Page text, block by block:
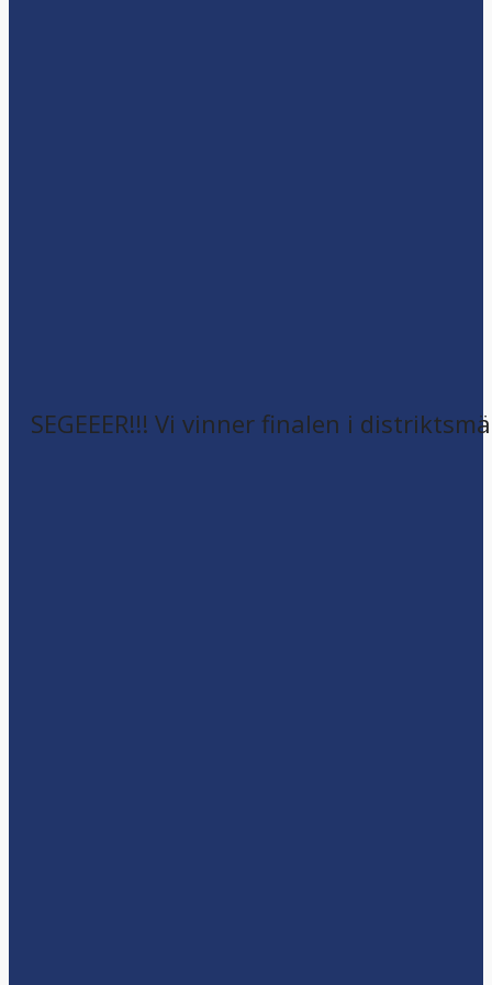
SEGEEER!!! Vi vinner finalen i